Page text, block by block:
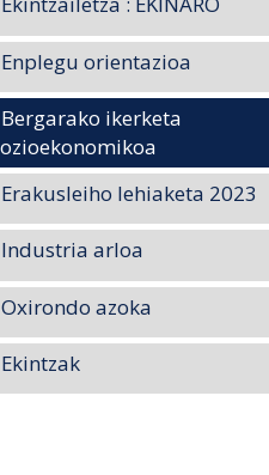
Enplegu orientazioa
Bergarako ikerketa
Erakusleiho lehiaketa 2023
Industria arloa
Oxirondo azoka
Ekintzak